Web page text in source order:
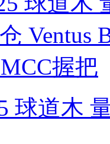
球道木